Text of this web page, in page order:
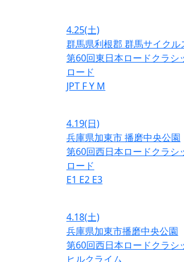
4.25(土)
群馬県利根郡 群馬サイク
第60回東日本ロードクラシ
ロード
JPT FY M
4.19(日)
兵庫県加東市 播磨中央公園
第60回西日本ロードクラ
ロード
E1 E2 E3
4.18(土)
兵庫県加東市播磨中央公園
第60回西日本ロードクラシ
ヒルクライム